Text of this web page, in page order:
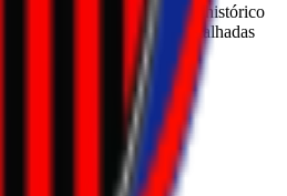
escalação, próximos jogos, histórico
e informações detalhadas